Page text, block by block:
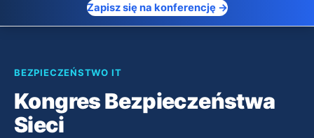
Zapisz się na konferencję →
BEZPIECZEŃSTWO IT
Kongres Bezpieczeństwa
Sieci